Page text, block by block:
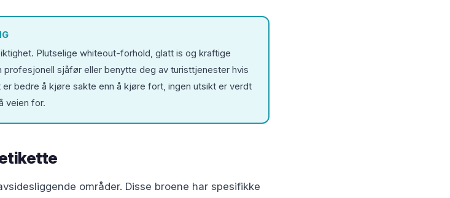
Plutselige whiteout-forhold, glatt is og kraftige
profesjonell sjåfør eller benytte deg av turisttjenester hvis
bedre å kjøre sakte enn å kjøre fort, ingen utsikt er verdt
veien for.
områder. Disse broene har spesifikke